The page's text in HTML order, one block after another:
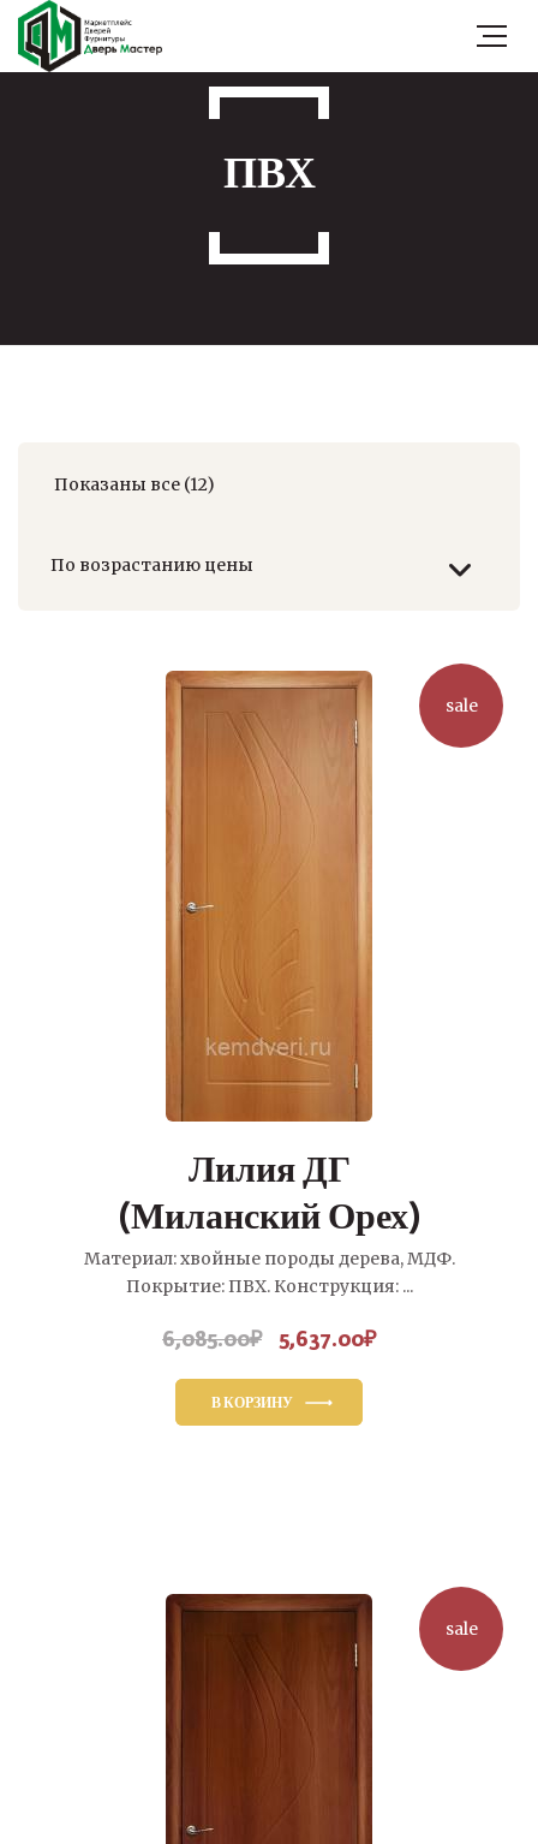
ПВХ
Показаны все (12)
sale
Лилия ДГ
(Миланский Орех)
Материал: хвойные породы дерева, МДФ.
Покрытие: ПВХ. Конструкция: ...
6,085.00₽
Первоначальная
составляла
6,085.00₽.
5,637.00₽Текущая
В КОРЗИНУ
sale